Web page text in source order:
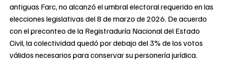
antiguas Farc, no alcanzó el umbral electoral requerido en las
elecciones legislativas del 8 de marzo de 2026. De acuerdo
con el preconteo de la Registraduría Nacional del Estado
Civil, la colectividad quedó por debajo del 3% de los votos
válidos necesarios para conservar su personería jurídica.